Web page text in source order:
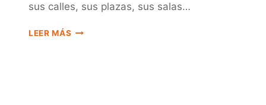
sus calles, sus plazas, sus salas…
LEER MÁS SILOS